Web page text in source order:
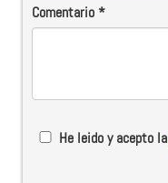
Comentario*
He leido y acepto la